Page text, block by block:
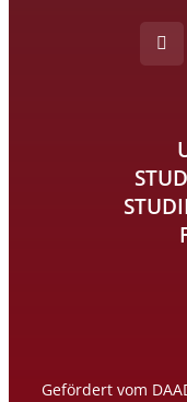
Gefördert vom